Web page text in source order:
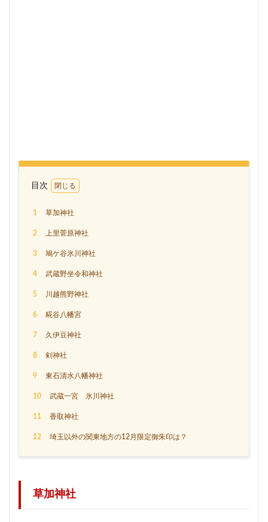
目次
1 草加神社
2 上里菅原神社
3 鳩ケ谷氷川神社
4 武蔵野坐令和神社
5 川越熊野神社
6 糀谷八幡宮
7 久伊豆神社
8 剣神社
9 東石清水八幡神社
10 武蔵一宮 氷川神社
11 香取神社
12 埼玉以外の関東地方の12月限定御朱印は？
草加神社